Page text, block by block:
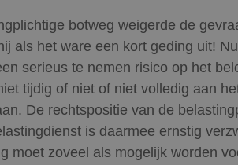
botweg weigerde de
als het ware een kort geding uit!
serieus te nemen risico op het
tijdig of niet of niet volledig aan
De rechtspositie van de
is daarmee ernstig
moet zoveel als mogelijk worden